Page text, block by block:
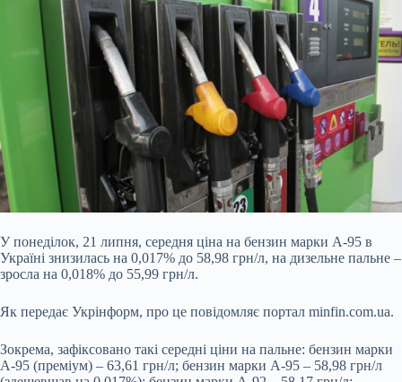
У понеділок, 21 липня, середня ціна на бензин марки А-95 в
Україні знизилась на 0,017% до 58,98 грн/л, на дизельне пальне –
зросла на 0,018% до 55,99 грн/л.
Як передає Укрінформ, про це повідомляє портал minfin.com.ua.
Зокрема, зафіксовано такі середні ціни на пальне: бензин марки
А-95 (преміум) – 63,61 грн/л; бензин марки А-95 – 58,98 грн/л